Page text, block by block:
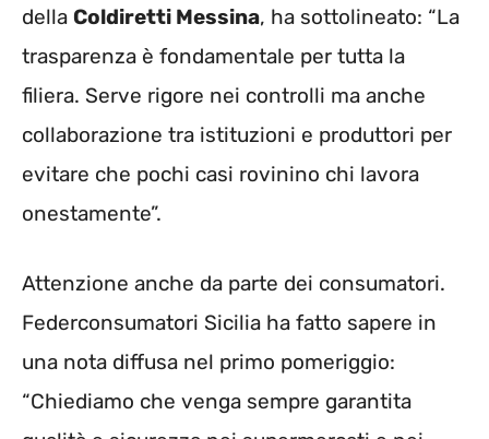
della Coldiretti Messina, ha sottolineato: “La
trasparenza è fondamentale per tutta la
filiera. Serve rigore nei controlli ma anche
collaborazione tra istituzioni e produttori per
evitare che pochi casi rovinino chi lavora
onestamente”.
Attenzione anche da parte dei consumatori.
Federconsumatori Sicilia ha fatto sapere in
una nota diffusa nel primo pomeriggio:
“Chiediamo che venga sempre garantita